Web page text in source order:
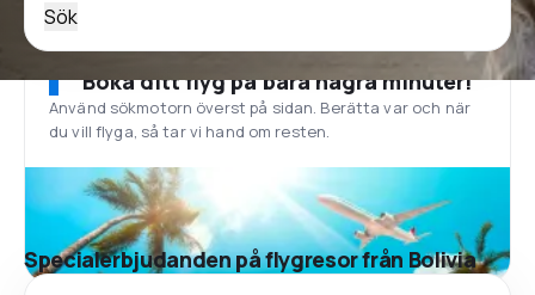
Sök
Boka ditt flyg på bara några minuter!
Använd sökmotorn överst på sidan. Berätta var och när
du vill flyga, så tar vi hand om resten.
Specialerbjudanden på flygresor från Bolivia